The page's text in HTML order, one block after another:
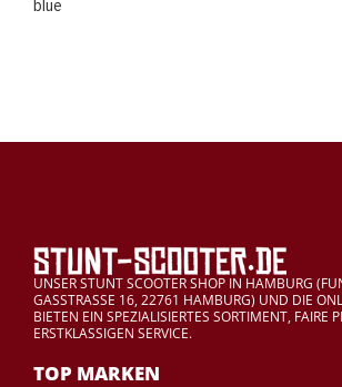
blue
UNSER STUNT SCOOTER SHOP IN HAMBURG
GASSTRASSE 16, 22761 HAMBURG) UND DIE
BIETEN EIN SPEZIALISIERTES SORTIMENT, FAIRE
ERSTKLASSIGEN SERVICE.
TOP MARKEN